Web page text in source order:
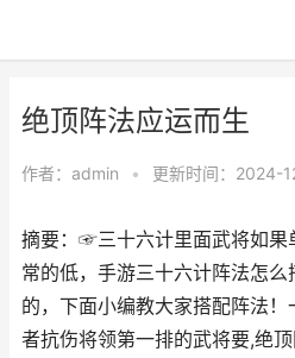
绝顶阵法应运而生
作者： admin • 更新时间：2024-
摘要：☞三十六计里面武将如果
常的低，手游三十六计阵法怎
的，下面小编教大家搭配阵法
者抗伤将领第一排的武将要,绝